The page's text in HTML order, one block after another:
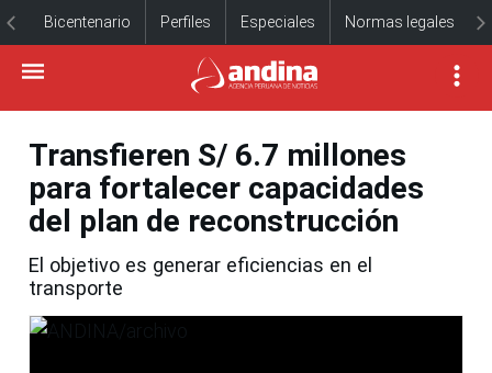
Bicentenario Perfiles Especiales Normas legales
Transfieren S/ 6.7 millones
para fortalecer capacidades
del plan de reconstrucción
El objetivo es generar eficiencias en el
transporte